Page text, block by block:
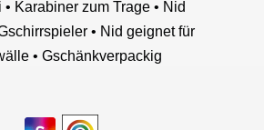
Karabiner zum Trage • Nid
• Nid geignet für
• Gschänkverpackig